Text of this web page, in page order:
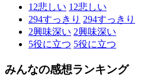
12悲しい 12悲しい
294すっきり 294すっきり
2興味深い 2興味深い
5役に立つ 5役に立つ
みんなの感想ランキング